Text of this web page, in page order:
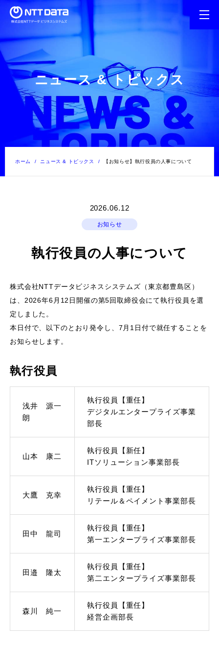
ニュース & トピックス
ホーム ニュース & トピックス 【お知らせ】執行役員の人事について
2026.06.12
お知らせ
執行役員の人事について
株式会社NTTデータビジネスシステムズ（東京都豊島区）
は、2026年6月12日開催の第5回取締役会にて執行役員を選
定しました。
本日付で、以下のとおり発令し、7月1日付で就任することを
お知らせします。
執行役員
浅井 源一
朗
執行役員【重任】
デジタルエンタープライズ事業
部長
山本 康二
執行役員【新任】
ITソリューション事業部長
大鷹 克幸
執行役員【重任】
リテール＆ペイメント事業部長
田中 龍司
執行役員【重任】
第一エンタープライズ事業部長
田邉 隆太
執行役員【重任】
第二エンタープライズ事業部長
森川 純一
執行役員【重任】
経営企画部長